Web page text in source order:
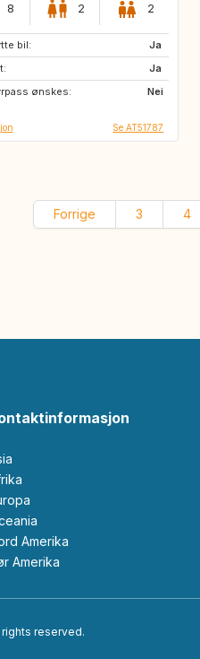
8 2 2
bil:
Ja
Ja
ønskes:
Nei
Se AT51787
Forrige 3 4
Amerika
Amerika
reserved.